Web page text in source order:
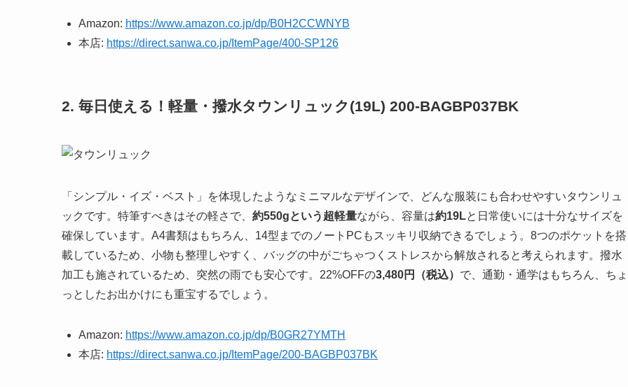
Amazon: https://www.amazon.co.jp/dp/B0H2CCWNYB
本店: https://direct.sanwa.co.jp/ItemPage/400-SP126
2. 毎日使える！軽量・撥水タウンリュック(19L) 200-BAGBP037BK
「シンプル・イズ・ベスト」を体現したようなミニマルなデザインで、どんな服装にも合わせやすいタウンリュ
ックです。特筆すべきはその軽さで、 約550gという超軽量ながら、容量は約19Lと日常使いには十分なサイズを
確保しています。A4書類はもちろん、14型までのノートPCもスッキリ収納できるでしょう。8つのポケットを搭
載しているため、小物も整理しやすく、バッグの中がごちゃつくストレスから解放されると考えられます。撥水
加工も施されているため、突然の雨でも安心です。22%OFFの3,480円（税込） で、通勤・通学はもちろん、ちょ
っとしたお出かけにも重宝するでしょう。
Amazon: https://www.amazon.co.jp/dp/B0GR27YMTH
本店: https://direct.sanwa.co.jp/ItemPage/200-BAGBP037BK